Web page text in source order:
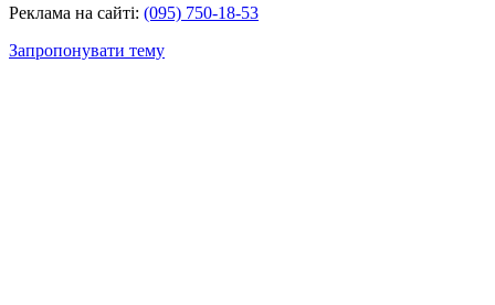
Реклама на сайті: (095) 750-18-53
Запропонувати тему